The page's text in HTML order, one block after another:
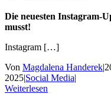
Die neuesten Instagram-
musst!
Instagram […]
Von Magdalena Handerek|
2025|Social Media|
Weiterlesen